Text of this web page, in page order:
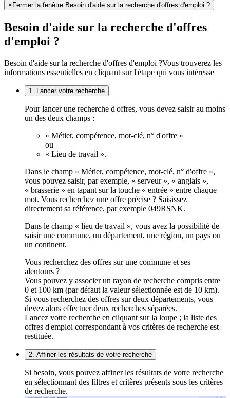
×Fermer la fenêtre Besoin d'aide sur la recherche d'offres d'emploi ?
Besoin d'aide sur la recherche d'offres
d'emploi ?
Besoin d'aide sur la recherche d'offres d'emploi ?Vous trouverez les
informations essentielles en cliquant sur l'étape qui vous intéresse
1. Lancer votre recherche
Pour lancer une recherche d'offres, vous devez saisir au moins
un des deux champs :
« Métier, compétence, mot-clé, n° d'offre »
ou
« Lieu de travail ».
Dans le champ « Métier, compétence, mot-clé, n° d'offre »,
vous pouvez saisir, par exemple, « serveur », « anglais »,
« brasserie » en tapant sur la touche « entrée » entre chaque
mot. Vous recherchez une offre précise ? Saisissez
directement sa référence, par exemple 049RSNK.
Dans le champ « lieu de travail », vous avez la possibilité de
saisir une commune, un département, une région, un pays ou
un continent.
Vous recherchez des offres sur une commune et ses
alentours ?
Vous pouvez y associer un rayon de recherche compris entre
0 et 100 km (par défaut la valeur sélectionnée est de 10 km).
Si vous recherchez des offres sur deux départements, vous
devez alors effectuer deux recherches séparées.
Lancez votre recherche en cliquant sur la loupe ; la liste des
offres d'emploi correspondant à vos critères de recherche est
restituée.
2. Affiner les résultats de votre recherche
Si besoin, vous pouvez affiner les résultats de votre recherche
en sélectionnant des filtres et critères présents sous les critères
de recherche.